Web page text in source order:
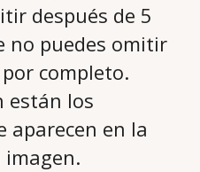
después de 5
no puedes omitir
completo.
están los
aparecen en la